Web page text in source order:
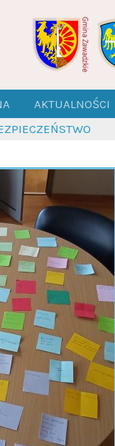
AKTUALNOŚCI